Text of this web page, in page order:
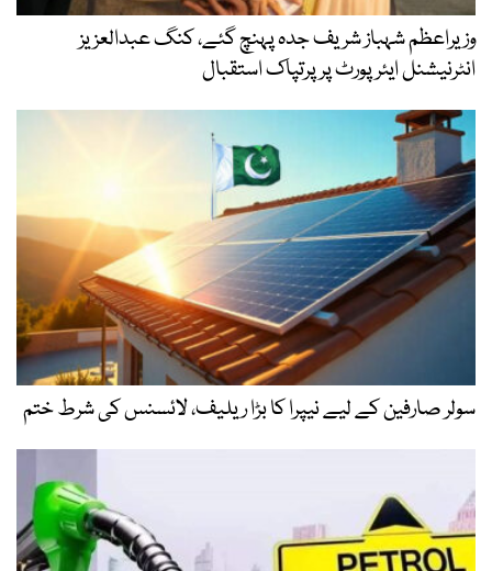
وزیراعظم شہباز شریف جدہ پہنچ گئے، کنگ عبدالعزیز
انٹرنیشنل ایئر پورٹ پر پرتپاک استقبال
سولر صارفین کے لیے نیپرا کا بڑا ریلیف، لائسنس کی شرط ختم